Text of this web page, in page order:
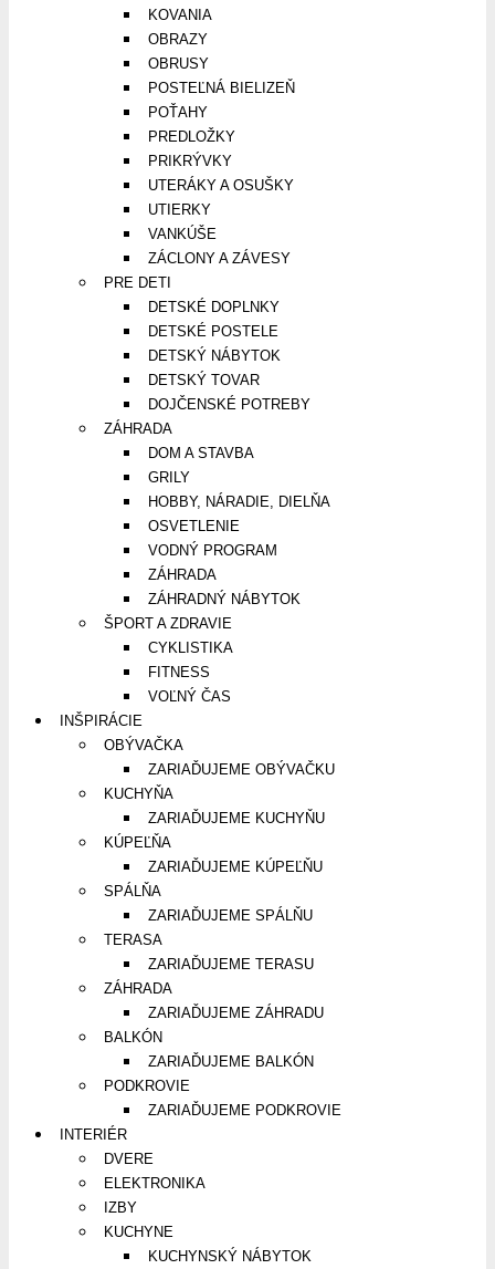
KOVANIA
OBRAZY
OBRUSY
POSTEĽNÁ BIELIZEŇ
POŤAHY
PREDLOŽKY
PRIKRÝVKY
UTERÁKY A OSUŠKY
UTIERKY
VANKÚŠE
ZÁCLONY A ZÁVESY
PRE DETI
DETSKÉ DOPLNKY
DETSKÉ POSTELE
DETSKÝ NÁBYTOK
DETSKÝ TOVAR
DOJČENSKÉ POTREBY
ZÁHRADA
DOM A STAVBA
GRILY
HOBBY, NÁRADIE, DIELŇA
OSVETLENIE
VODNÝ PROGRAM
ZÁHRADA
ZÁHRADNÝ NÁBYTOK
ŠPORT A ZDRAVIE
CYKLISTIKA
FITNESS
VOĽNÝ ČAS
INŠPIRÁCIE
OBÝVAČKA
ZARIAĎUJEME OBÝVAČKU
KUCHYŇA
ZARIAĎUJEME KUCHYŇU
KÚPEĽŇA
ZARIAĎUJEME KÚPEĽŇU
SPÁLŇA
ZARIAĎUJEME SPÁLŇU
TERASA
ZARIAĎUJEME TERASU
ZÁHRADA
ZARIAĎUJEME ZÁHRADU
BALKÓN
ZARIAĎUJEME BALKÓN
PODKROVIE
ZARIAĎUJEME PODKROVIE
INTERIÉR
DVERE
ELEKTRONIKA
IZBY
KUCHYNE
KUCHYNSKÝ NÁBYTOK